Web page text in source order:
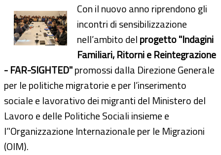
Con il nuovo anno riprendono gli
incontri di sensibilizzazione
nell’ambito delprogetto "Indagini
Familiari, Ritorni e Reintegrazione
- FAR-SIGHTED"promossi dalla Direzione Generale
per le politiche migratorie e per l’inserimento
sociale e lavorativo dei migranti del Ministero del
Lavoro e delle Politiche Sociali insieme e
l’'Organizzazione Internazionale per le Migrazioni
(OIM).